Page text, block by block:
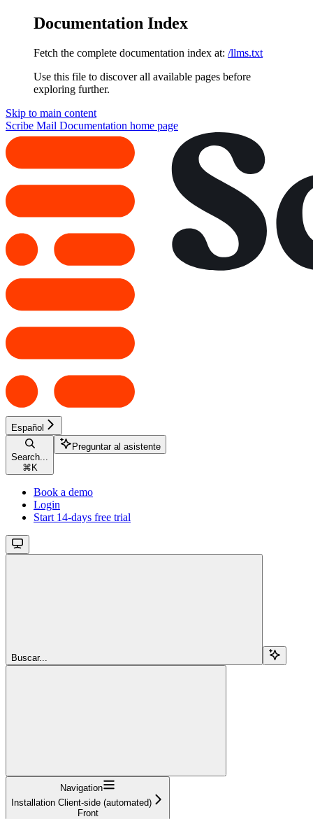
Documentation Index
Fetch the complete documentation index at: /llms.txt
Use this file to discover all available pages before
exploring further.
Skip to main content
Scribe Mail Documentation home page
Español
Search...
⌘ K
Preguntar al asistente
Book a demo
Login
Start 14-days free trial
Buscar...
Navigation
Installation Client-side (automated)
Front